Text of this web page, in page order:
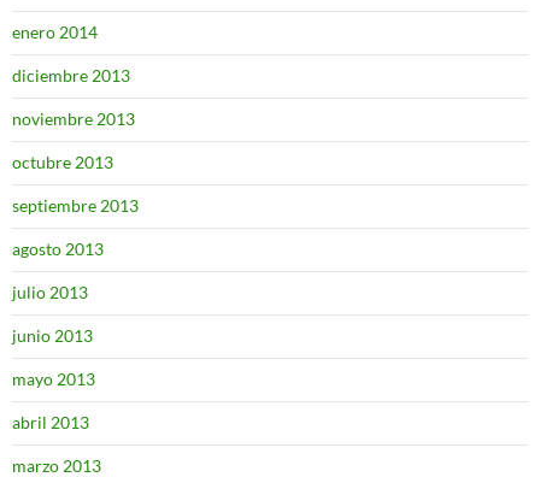
enero 2014
diciembre 2013
noviembre 2013
octubre 2013
septiembre 2013
agosto 2013
julio 2013
junio 2013
mayo 2013
abril 2013
marzo 2013